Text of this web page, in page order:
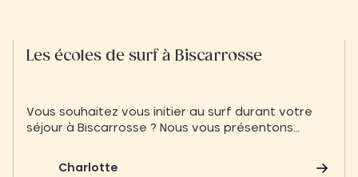
Les écoles de surf à Biscarrosse
Vous souhaitez vous initier au surf durant votre
séjour à Biscarrosse ? Nous vous présentons
Charlotte